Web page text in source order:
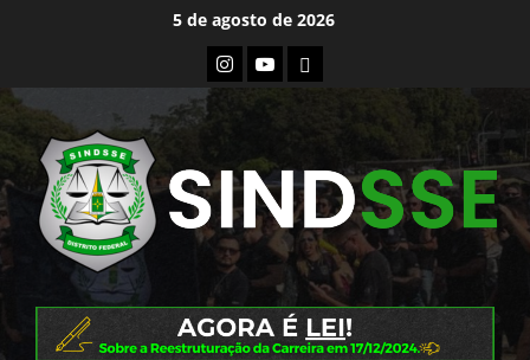
5 de agosto de 2026
Instagram
YoutubeFlickr